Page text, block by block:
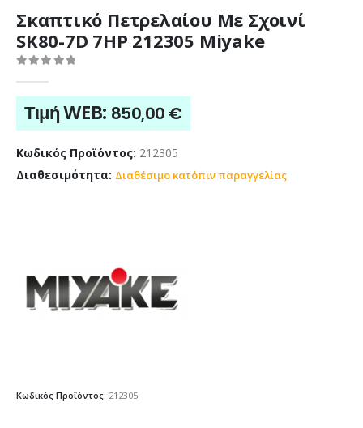
Σκαπτικό Πετρελαίου Με Σχοινί
SK80-7D 7HP 212305 Miyake
Τιμή WEB: 850,00 €
Κωδικός Προϊόντος: 212305
Διαθεσιμότητα: Διαθέσιμο κατόπιν παραγγελίας
Κωδικός Προϊόντος: 212305